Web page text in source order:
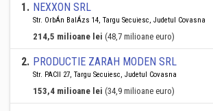
1. NEXXON SRL
Str. OrbÁn BalÁzs 14, Targu Secuiesc, Judetul Covasna
214,5 milioane lei (48,7 milioane euro)
2. PRODUCTIE ZARAH MODEN SRL
Str. PACII 27, Targu Secuiesc, Judetul Covasna
153,4 milioane lei (34,9 milioane euro)